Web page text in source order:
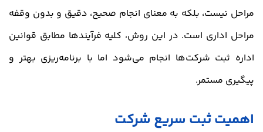
مراحل نیست، بلکه به معنای انجام صحیح، دقیق و بدون وقفه
مراحل اداری است. در این روش، کلیه فرآیندها مطابق قوانین
اداره ثبت شرکت‌ها انجام می‌شود اما با برنامه‌ریزی بهتر و
پیگیری مستمر.
اهمیت ثبت سریع شرکت